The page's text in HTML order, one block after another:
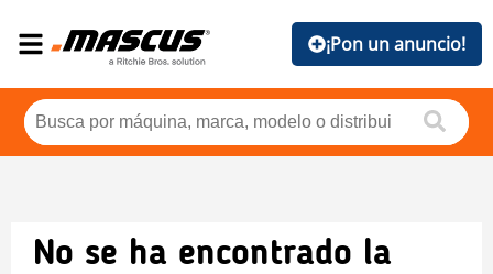
¡Pon un anuncio!
No se ha encontrado la